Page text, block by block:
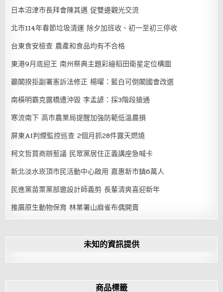
日本沼津市長拜會陳其邁 促雙邊觀光交流
北市114年春節垃圾清運 除夕加班收、初一至初三停收
台東食安檢查 農產和食品均有不合格
東港9月底迎王 南州祭典主題彩繪稻田衛星定位構圖
籲閣揆拒副署憲訴法修正 楊曜：藍白可倒閣國會改選
南橫明霸克露橋遭沖毀 李孟諺：採3階段搶通
寒流南下 高市農業局提醒加強防範低溫農損
屏東AI判煙監控巡查 2個月抓28件露天燃燒
柯文哲買商辦惹議 民眾黨居住正義講座急喊卡
新北淡水崁頂市民活動中心啟用 嘉惠新市鎮6萬人
民進黨苗栗黨部邀設計師義剪 長輩清爽喜迎新年
推廣原生動物保育 林業署山麻雀布偶開賣
未知的資訊提供
商品標籤